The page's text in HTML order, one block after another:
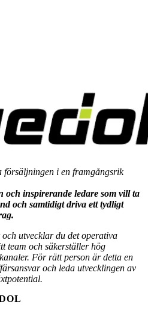
försäljningen i en framgångsrik
och inspirerande ledare som vill ta
och samtidigt driva ett tydligt
utvecklar du det operativa
team och säkerställer hög
För rätt person är detta en
och leda utvecklingen av